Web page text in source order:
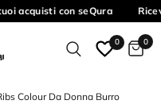
acquisti con seQura
0 0
Colour Da Donna Burro